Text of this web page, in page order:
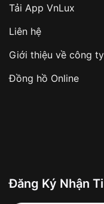
sản phẩm đặc
hàng
Số tiền còn
✔️ Đảm bảo
✔️ Hạn chế
Từ khóa SEO:
Tải App VnLux
Liên hệ
Giới thiệu về công ty
Đồng hồ Online
Đăng Ký Nhận